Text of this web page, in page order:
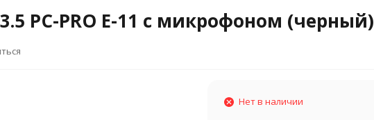
PC-PRO E-11 с микрофоном (черный)
Нет в наличии